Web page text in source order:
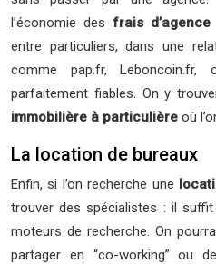
l’économie des frais
entre particuliers, dans une
comme pap.fr,
parfaitement fiables. On y
immobilière à particulière où
La location de bureaux
Enfin, si l’on recherche une
trouver des spécialistes : il
moteurs de recherche. On
partager en “co-working” ou